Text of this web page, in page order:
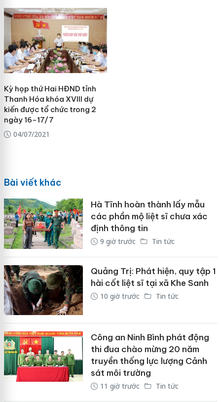
Kỳ họp thứ Hai HĐND tỉnh
Thanh Hóa khóa XVIII dự
kiến được tổ chức trong 2
ngày 16-17/7
04/07/2021
Bài viết khác
Hà Tĩnh hoàn thành lấy mẫu
các phần mộ liệt sĩ chưa xác
định thông tin
9 giờ trước Tin tức
Quảng Trị: Phát hiện, quy tập 1
hài cốt liệt sĩ tại xã Khe Sanh
10 giờ trước Tin tức
Công an Ninh Bình phát động
thi đua chào mừng 20 năm
truyền thống lực lượng Cảnh
sát môi trường
11 giờ trước Tin tức